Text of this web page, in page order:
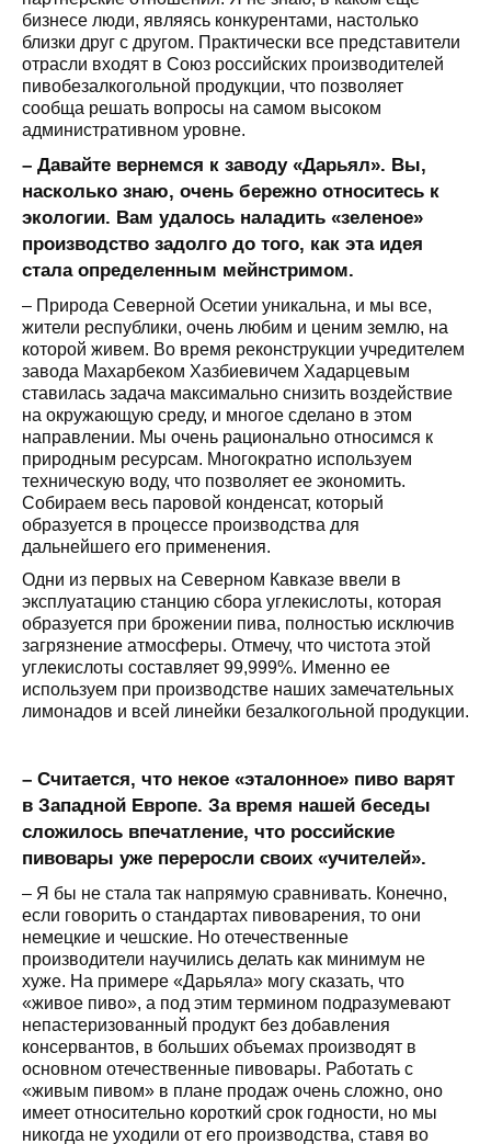
бизнесе люди, являясь конкурентами, настолько
близки друг с другом. Практически все представители
отрасли входят в Союз российских производителей
пивобезалкогольной продукции, что позволяет
сообща решать вопросы на самом высоком
административном уровне.
– Давайте вернемся к заводу «Дарьял». Вы,
насколько знаю, очень бережно относитесь к
экологии. Вам удалось наладить «зеленое»
производство задолго до того, как эта идея
стала определенным мейнстримом.
– Природа Северной Осетии уникальна, и мы все,
жители республики, очень любим и ценим землю, на
которой живем. Во время реконструкции учредителем
завода Махарбеком Хазбиевичем Хадарцевым
ставилась задача максимально снизить воздействие
на окружающую среду, и многое сделано в этом
направлении. Мы очень рационально относимся к
природным ресурсам. Многократно используем
техническую воду, что позволяет ее экономить.
Собираем весь паровой конденсат, который
образуется в процессе производства для
дальнейшего его применения.
Одни из первых на Северном Кавказе ввели в
эксплуатацию станцию сбора углекислоты, которая
образуется при брожении пива, полностью исключив
загрязнение атмосферы. Отмечу, что чистота этой
углекислоты составляет 99,999%. Именно ее
используем при производстве наших замечательных
лимонадов и всей линейки безалкогольной продукции.
– Считается, что некое «эталонное» пиво варят
в Западной Европе. За время нашей беседы
сложилось впечатление, что российские
пивовары уже переросли своих «учителей».
– Я бы не стала так напрямую сравнивать. Конечно,
если говорить о стандартах пивоварения, то они
немецкие и чешские. Но отечественные
производители научились делать как минимум не
хуже. На примере «Дарьяла» могу сказать, что
«живое пиво», а под этим термином подразумевают
непастеризованный продукт без добавления
консервантов, в больших объемах производят в
основном отечественные пивовары. Работать с
«живым пивом» в плане продаж очень сложно, оно
имеет относительно короткий срок годности, но мы
никогда не уходили от его производства, ставя во